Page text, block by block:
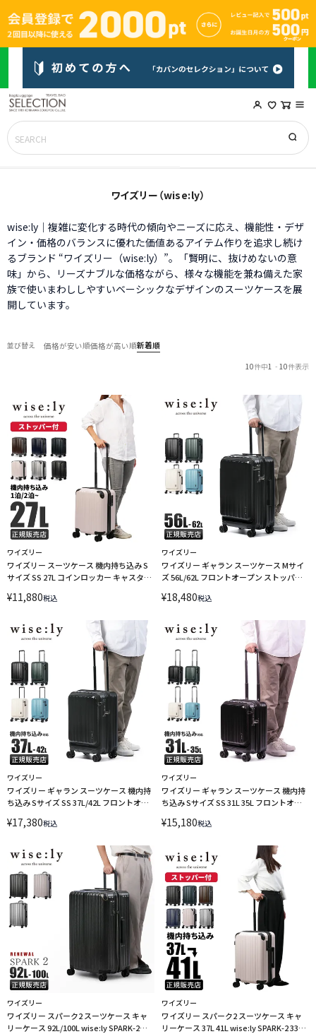
ワイズリー（wise:ly）
wise:ly｜複雑に変化する時代の傾向やニーズに応え、機能性・デザ
イン・価格のバランスに優れた価値あるアイテム作りを追求し続け
るブランド “ワイズリー（wise:ly）”。「賢明に、抜けめないの意
味」から、リーズナブルな価格ながら、様々な機能を兼ね備えた家
族で使いまわししやすいベーシックなデザインのスーツケースを展
開しています。
並び替え 価格が安い順価格が高い順新着順
10件中1 - 10件表示
ワイズリー
ワイズリー スーツケース 機内持ち込み S
サイズ SS 27L コインロッカー キャスター
338-2500 LINECPN
¥11,880税込
ワイズリー
ワイズリー ギャラン スーツケース Mサイ
ズ 56L/62L フロントオープン ストッパー
2552 LINECPN
¥18,480税込
ワイズリー
ワイズリー ギャラン スーツケース 機内持
ち込み Sサイズ SS 37L/42L フロントオー
GALANT 338-2551 LINECPN
¥17,380税込
ワイズリー
ワイズリー ギャラン スーツケース 機内持
ち込み Sサイズ SS 31L 35L フロントオー
GALANT 338-2550
¥15,180税込
ワイズリー
ワイズリー スパーク2 スーツケース キャ
リーケース 92L/100L wise:ly SPARK-2
ワイズリー
ワイズリー スパーク2 スーツケース キャ
リーケース 37L 41L wise:ly SPARK-2 338-